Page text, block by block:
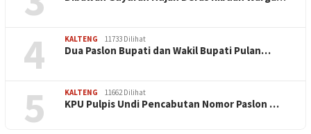
4 KALTENG 11733 Dilihat
Dua Paslon Bupati dan Wakil Bupati Pulan…
5 KALTENG 11662 Dilihat
KPU Pulpis Undi Pencabutan Nomor Paslon …